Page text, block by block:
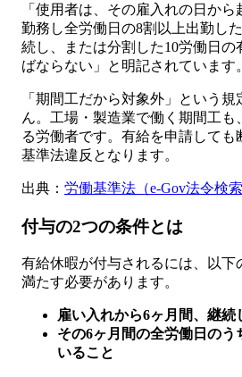
「使用者は、その雇入れの日か
勤務し全労働日の8割以上出勤し
続し、または分割した10労働日
ばならない」と明記されています。
「期間工だから対象外」という
ん。工場・製造業で働く期間工
る労働者です。有給を申請しても
基準法違反となります。
出典： 労働基準法（e-Gov法令検索
付与の2つの条件とは
有給休暇が付与されるには、以下
満たす必要があります。
雇い入れから6ヶ月間、継続
その6ヶ月間の全労働日のう
いること